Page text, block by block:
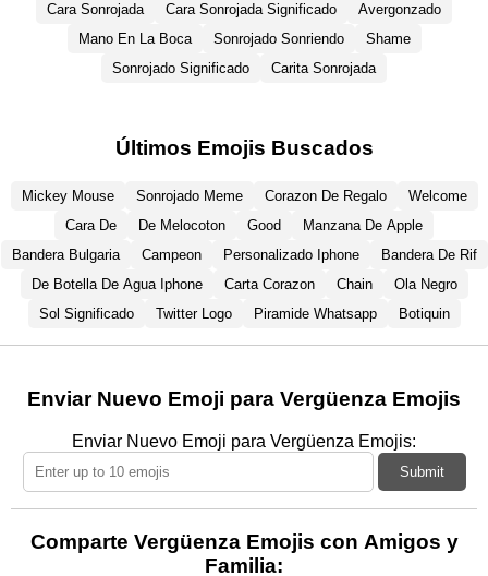
Cara Sonrojada
Cara Sonrojada Significado
Avergonzado
Mano En La Boca
Sonrojado Sonriendo
Shame
Sonrojado Significado
Carita Sonrojada
Últimos Emojis Buscados
Mickey Mouse Sonrojado Meme Corazon De Regalo
Welcome
Cara De
De Melocoton Good
Manzana De Apple
Bandera Bulgaria
Campeon Personalizado Iphone
Bandera De Rif
De Botella De Agua Iphone
Carta Corazon Chain
Ola Negro
Sol Significado
Twitter Logo Piramide Whatsapp Botiquin
Enviar Nuevo Emoji para Vergüenza Emojis
Enviar Nuevo Emoji para Vergüenza Emojis:
Submit
Comparte Vergüenza Emojis con Amigos y
Familia: